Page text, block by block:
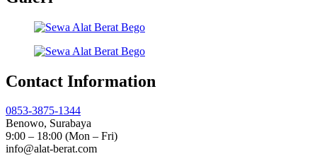
Contact Information
0853-3875-1344
Benowo, Surabaya
9:00 – 18:00 (Mon – Fri)
info@alat-berat.com